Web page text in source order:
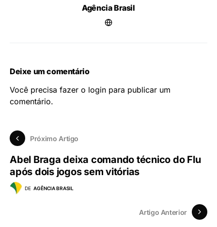
Agência Brasil
Deixe um comentário
Você precisa fazer o login para publicar um
comentário.
Próximo Artigo
Abel Braga deixa comando técnico do Flu
após dois jogos sem vitórias
DE AGÊNCIA BRASIL
Artigo Anterior